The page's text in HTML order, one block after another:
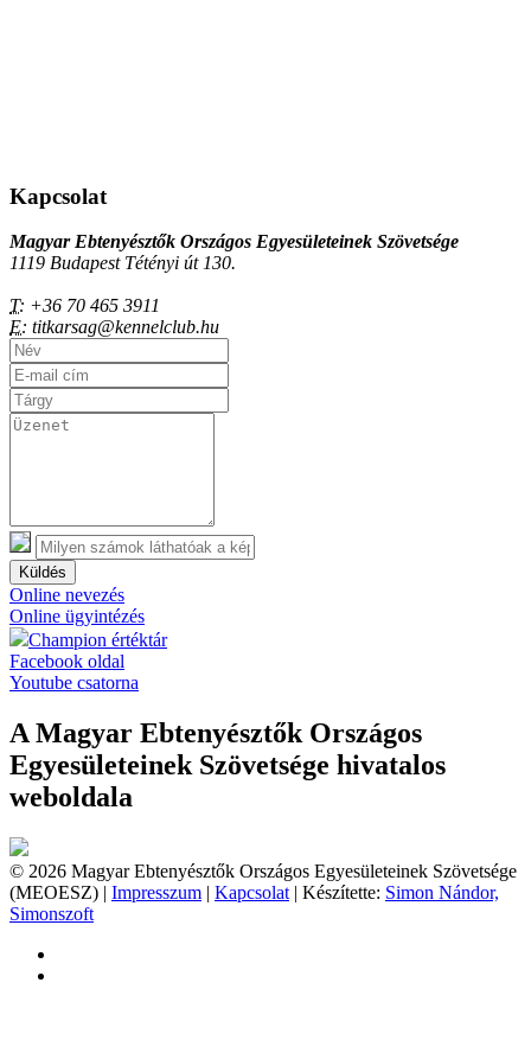
Kapcsolat
Magyar Ebtenyésztők Országos Egyesületeinek Szövetsége
1119 Budapest Tétényi út 130.
T: +36 70 465 3911
E: titkarsag@kennelclub.hu
Küldés
Online nevezés
Online ügyintézés
Champion értéktár
Facebook oldal
Youtube csatorna
A Magyar Ebtenyésztők Országos
Egyesületeinek Szövetsége hivatalos
weboldala
© 2026 Magyar Ebtenyésztők Országos Egyesületeinek Szövetsége
(MEOESZ) | Impresszum | Kapcsolat | Készítette: Simon Nándor,
Simonszoft